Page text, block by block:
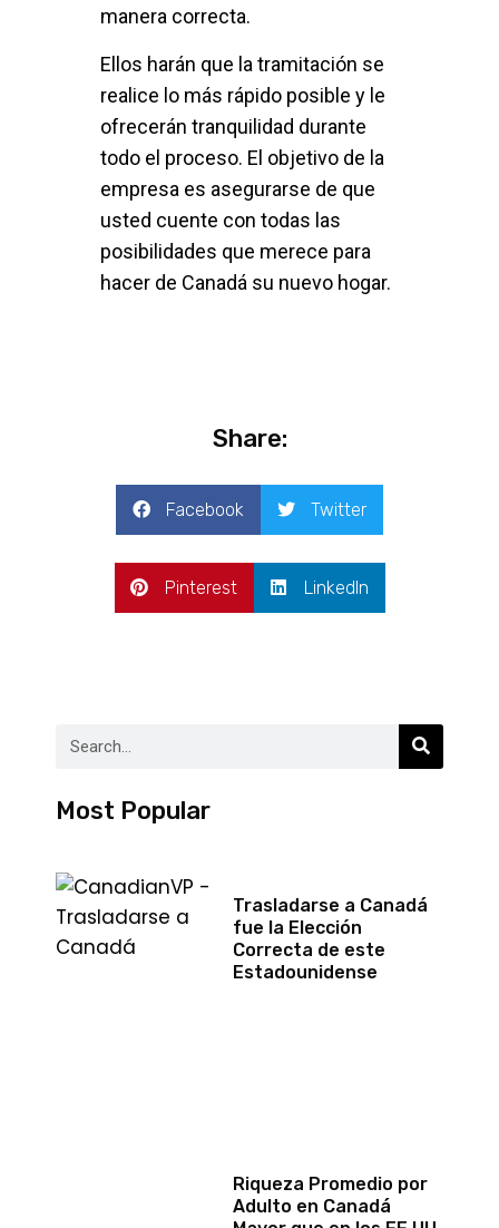
manera correcta.
Ellos harán que la tramitación se
realice lo más rápido posible y le
ofrecerán tranquilidad durante
todo el proceso. El objetivo de la
empresa es asegurarse de que
usted cuente con todas las
posibilidades que merece para
hacer de Canadá su nuevo hogar.
Share:
Facebook Twitter
Pinterest LinkedIn
Most Popular
Trasladarse a Canadá
fue la Elección
Correcta de este
Estadounidense
Riqueza Promedio por
Adulto en Canadá